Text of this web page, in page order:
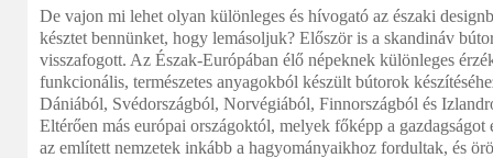
De vajon mi lehet olyan különleges és hívogató az északi
késztet bennünket, hogy lemásoljuk? Először is a skandináv
visszafogott. Az Észak-Európában élő népeknek különleges
funkcionális, természetes anyagokból készült bútorok
Dániából, Svédországból, Norvégiából, Finnországból és
Eltérően más európai országoktól, melyek főképp a gazdagságot
az említett nemzetek inkább a hagyományaikhoz fordultak, és